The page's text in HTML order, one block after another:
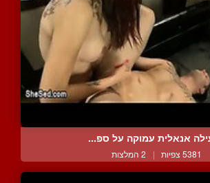
אנאלית עמוקה על ספ...
5381 צפיות | 2 המלצות